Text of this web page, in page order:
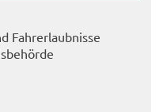
Fahr­erlaub­nis­se